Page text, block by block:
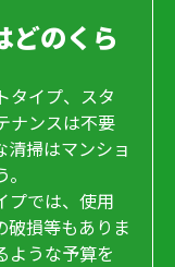
どのくら
タイプ、スタ
ナンスは不要
清掃はマンショ
プでは、使用
破損等もありま
ような予算を